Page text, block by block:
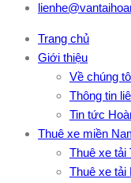
Trang chủ
Giới thiệu
Về chúng
Thông tin
Tin tức
Thuê xe miền
Thuê xe tải
Thuê xe